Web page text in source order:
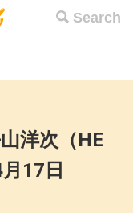
Search
洋次（HE
17日